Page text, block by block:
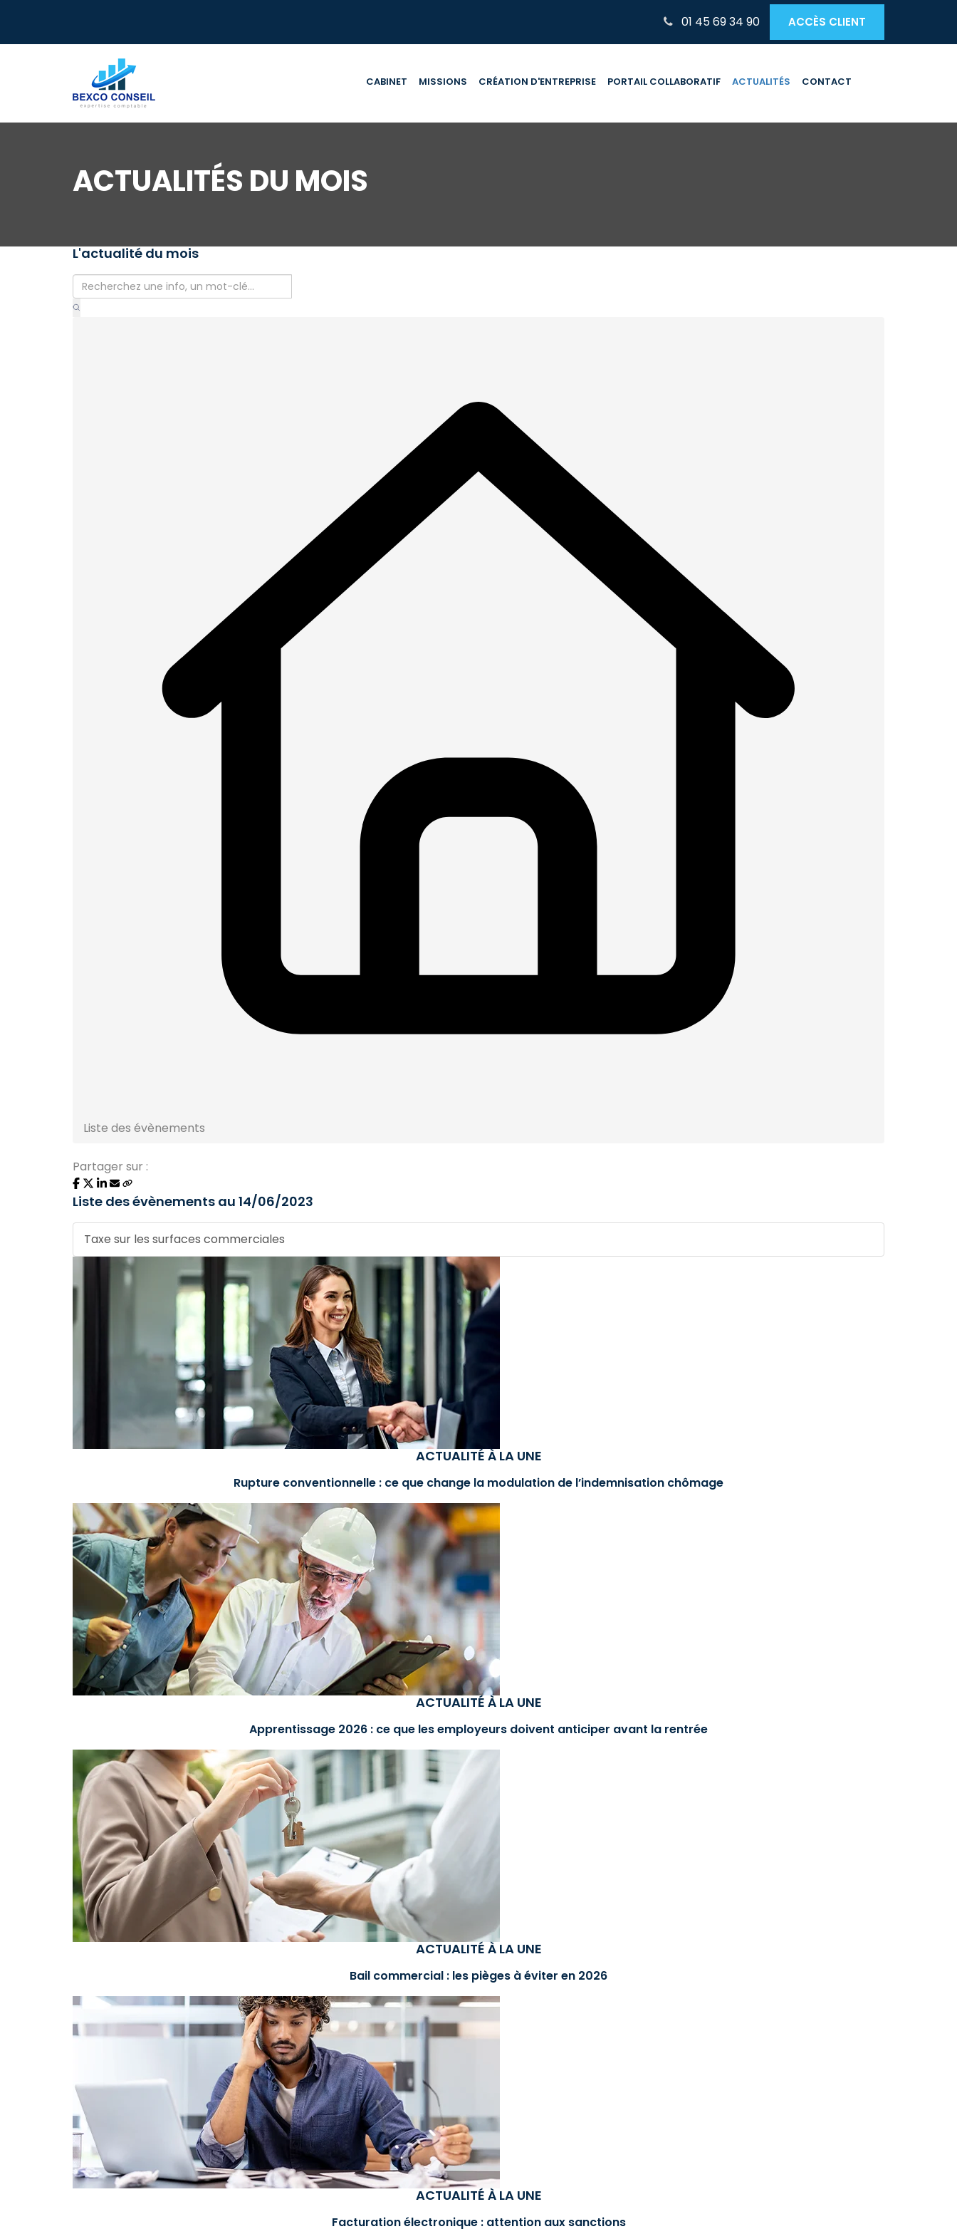
01 45 69 34 90 ACCÈS CLIENT
CABINET MISSIONS CRÉATION D'ENTREPRISE PORTAIL COLLABORATIF ACTUALITÉS CONTACT
ACTUALITÉS DU MOIS
L'actualité du mois
Liste des évènements
Partager sur :
Liste des évènements au 14/06/2023
Taxe sur les surfaces commerciales
ACTUALITÉ À LA UNE
Rupture conventionnelle : ce que change la modulation de l’indemnisation chômage
ACTUALITÉ À LA UNE
Apprentissage 2026 : ce que les employeurs doivent anticiper avant la rentrée
ACTUALITÉ À LA UNE
Bail commercial : les pièges à éviter en 2026
ACTUALITÉ À LA UNE
Facturation électronique : attention aux sanctions